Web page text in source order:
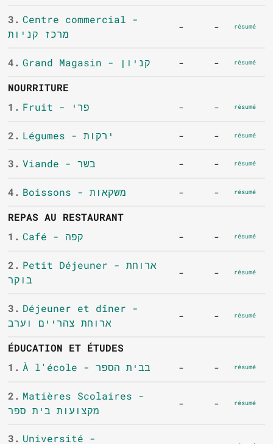
3. Centre commercial -
מרכז קניות
- - résumé
4. Grand Magasin - קניון - - résumé
NOURRITURE
1.
Fruit - פרי - - résumé
2. Légumes - ירקות - - résumé
3. Viande - בשר - - résumé
4. Boissons - משקאות - - résumé
REPAS AU RESTAURANT
1.
Café - קפה - - résumé
2. Petit Déjeuner - ארוחת
בוקר
- - résumé
3. Déjeuner et dîner -
ארוחת צהריים וערב
- - résumé
ÉDUCATION ET ÉTUDES
1.
À l'école - בבית הספר - - résumé
2. Matières Scolaires -
מקצועות בית ספר
- - résumé
3. Université -